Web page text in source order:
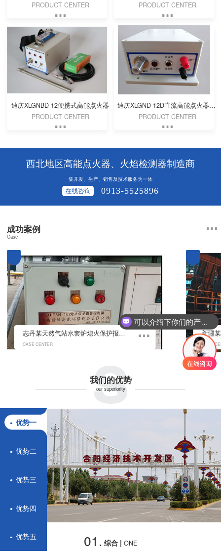
PRODUCT CENTER
PRODUCT CENTER
迪庆XLGNBD-12便携式高能点火器
PRODUCT CENTER
迪庆XLGND-12D直流高能点火器（DC 24V）
PRODUCT CENTER
西北地区高能点火器、火焰检测器制造商
集开发、生产、销售及技术服务为一体
在线咨询 0913-5525896
成功案例
Case
志丹某天然气站水套炉熄火保护报警控制系统
CASE CENTER CASE
s
我们的优势
our superiority
01. 综合 | ONE
优势一
优势二
优势三
优势四
优势五
可以介绍下你们的产品么？